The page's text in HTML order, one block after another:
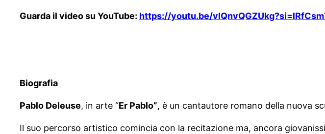
Guarda il video su YouTube: https://youtu.be/
Biografia
Pablo Deleuse, in arte “Er Pablo”, è un cantautore romano della nuova
Il suo percorso artistico comincia con la recitazione ma, ancora